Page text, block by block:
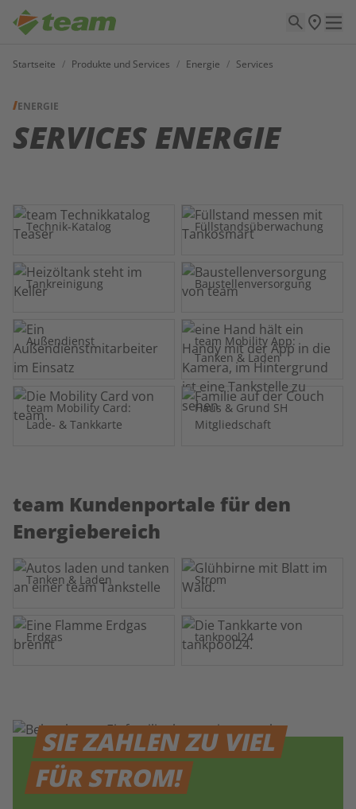
Startseite / Produkte und Services / Energie / Services
ENERGIE
SERVICES ENERGIE
Technik-Katalog Füllstandsüberwachung
Tankreinigung Baustellenversorgung
Außendienst
team Mobility App:
Tanken & Laden
team Mobility Card:
Lade- & Tankkarte
Haus & Grund SH
Mitgliedschaft
team Kundenportale für den
Energiebereich
Tanken & Laden Strom
Erdgas tankpool24
SIE ZAHLEN ZU VIEL
FÜR STROM!